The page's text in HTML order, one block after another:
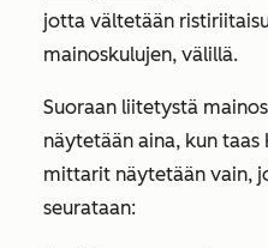
jotta vältetään
mainoskulujen, välillä.
Suoraan liitetystä
näytetään aina, kun
mittarit näytetään vain,
seurataan: